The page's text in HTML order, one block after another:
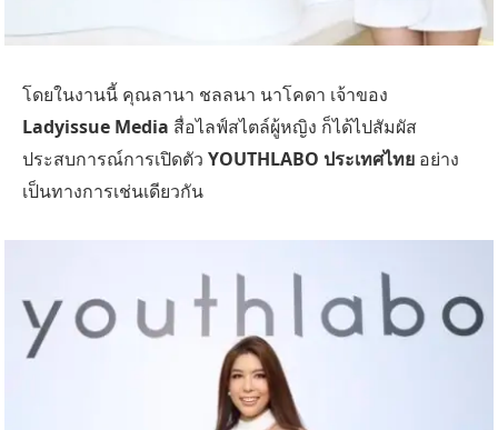
โดยในงานนี้ คุณลานา ชลลนา นาโคดา เจ้าของ
Ladyissue Media สื่อไลฟ์สไตล์ผู้หญิง ก็ได้ไปสัมผัส
ประสบการณ์การเปิดตัว YOUTHLABO ประเทศไทย อย่าง
เป็นทางการเช่นเดียวกัน